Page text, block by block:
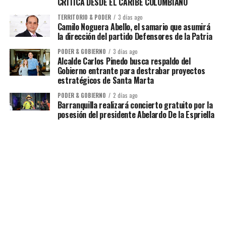
TERRITORIO & PODER 3 días ago
Camilo Noguera Abello, el samario que asumirá
la dirección del partido Defensores de la Patria
PODER & GOBIERNO 3 días ago
Alcalde Carlos Pinedo busca respaldo del
Gobierno entrante para destrabar proyectos
estratégicos de Santa Marta
PODER & GOBIERNO 2 días ago
Barranquilla realizará concierto gratuito por la
posesión del presidente Abelardo De la Espriella